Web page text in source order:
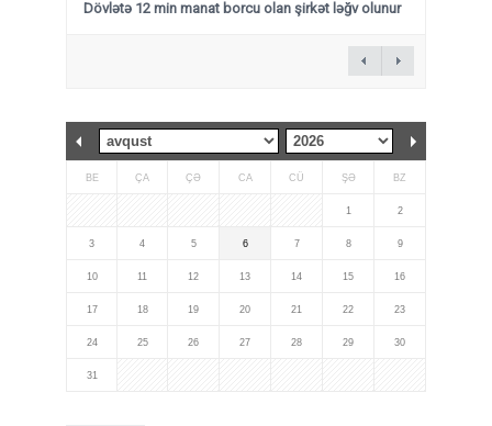
Dövlətə 12 min manat borcu olan şirkət ləğv olunur
BE ÇA ÇƏ CA CÜ ŞƏ BZ
1 2
3 4 5 6 7 8 9
10 11 12 13 14 15 16
17 18 19 20 21 22 23
24 25 26 27 28 29 30
31